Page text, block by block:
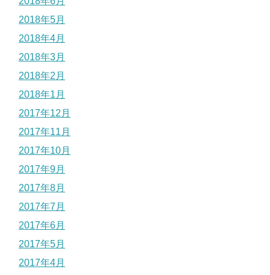
2018年5月
2018年4月
2018年3月
2018年2月
2018年1月
2017年12月
2017年11月
2017年10月
2017年9月
2017年8月
2017年7月
2017年6月
2017年5月
2017年4月